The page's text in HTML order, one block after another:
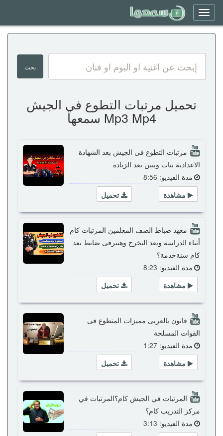
Toggle
navigation
تحميل مرتبات التطوع في الجيش
Mp3 Mp4 سمعها
مرتبات التطوع فى الجيش بعد الشهادة
الاعدادية بنات وبنين بعد الزيادة
مدة الفيديو: 8:56
تحميل
مشاهدة
معهد ضباط الصف المعلمين المرتبات كام
أثناء الدراسة وبعد التخرج وهتترقى ضابط بعد
كام سنةخدمة؟
مدة الفيديو: 8:23
تحميل
مشاهدة
قانون بالعربى مميزات المتطوع فى
القوات المسلحة
مدة الفيديو: 1:27
تحميل
مشاهدة
المرتبات في الجيش كام؟المرتبات في
مركز التدريب كام؟
مدة الفيديو: 3:13